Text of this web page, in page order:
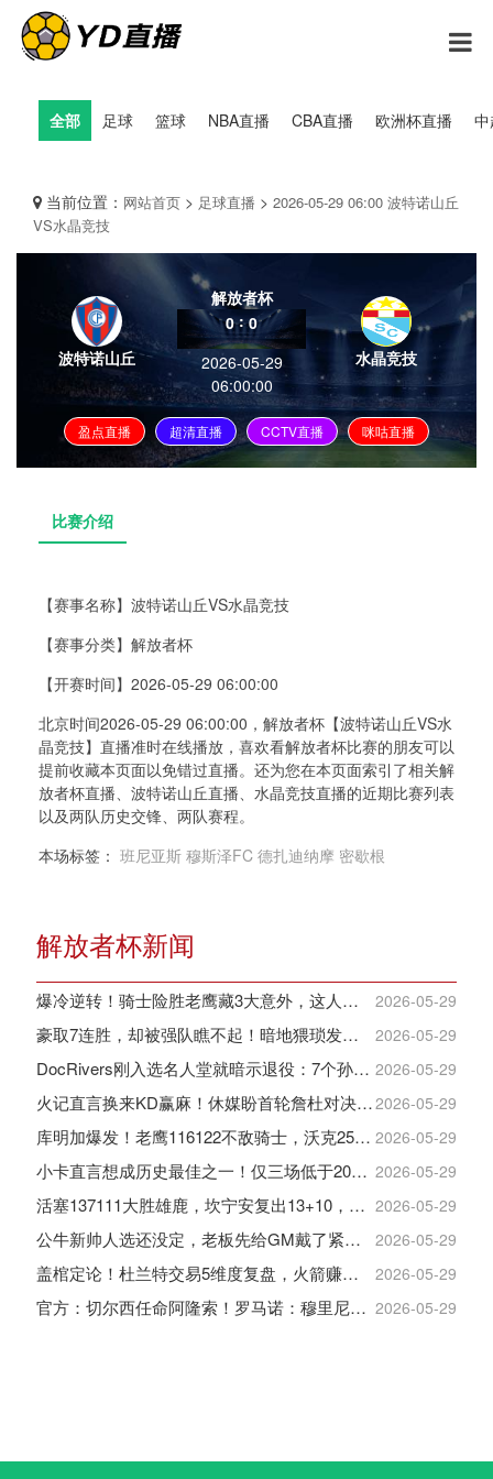
全部 足球 篮球 NBA直播 CBA直播 欧洲杯直播
当前位置： 网站首页 > 足球直播 > 2026-05-29 06:00 波特诺山丘
VS水晶竞技
波特诺山丘
解放者杯
0:0
2026-05-29
06:00:00
水晶竞技
盈点直播 超清直播 CCTV直播 咪咕直播
比赛介绍
【赛事名称】 波特诺山丘VS水晶竞技
【赛事分类】 解放者杯
【开赛时间】 2026-05-29 06:00:00
北京时间2026-05-29 06:00:00，解放者杯【波特诺山丘VS水
晶竞技】直播准时在线播放，喜欢看解放者杯比赛的朋友可以
提前收藏本页面以免错过直播。还为您在本页面索引了相关解
放者杯直播、波特诺山丘直播、水晶竞技直播的近期比赛列表
以及两队历史交锋、两队赛程。
本场标签： 班尼亚斯 穆斯泽FC 德扎迪纳摩 密歇根
解放者杯新闻
爆冷逆转！骑士险胜老鹰藏3大意外，这人彻底沦为季后赛鸡肋 2026-05-29
豪取7连胜，却被强队瞧不起！暗地猥琐发育，雷霆卫冕的劲敌来了 2026-05-29
DocRivers刚入选名人堂就暗示退役：7个孙辈等不起了 2026-05-29
火记直言换来KD赢麻！休媒盼首轮詹杜对决：湖人内部生嫌隙利火箭2026-05-29
库明加爆发！老鹰116122不敌骑士，沃克25+4+2+2，约翰逊12+11+6 2026-05-29
小卡直言想成历史最佳之一！仅三场低于20+入巅峰保底最佳三阵 2026-05-29
活塞137111大胜雄鹿，坎宁安复出13+10，杜伦21分9板 2026-05-29
公牛新帅人选还没定，老板先给GM戴了紧箍咒 2026-05-29
盖棺定论！杜兰特交易5维度复盘，火箭赚大了，太阳只赢在未来 2026-05-29
官方：切尔西任命阿隆索！罗马诺：穆里尼奥对重返皇马感到激动！ 2026-05-29